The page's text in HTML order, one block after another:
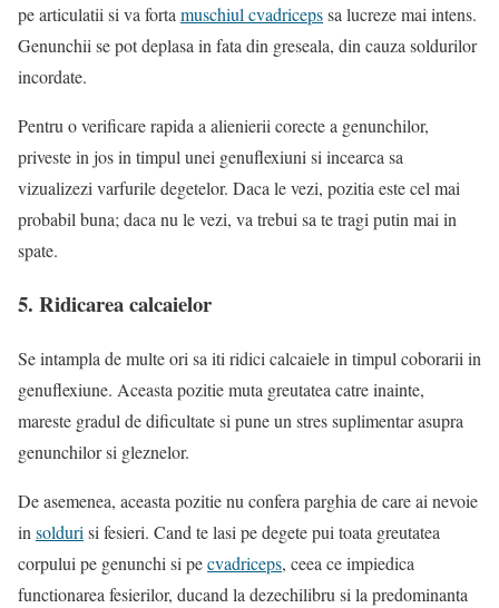
pe articulatii si va forta muschiul cvadricepssa lucreze mai intens.
Genunchii se pot deplasa in fata din greseala, din cauza soldurilor
incordate.
Pentru o verificare rapida a alienierii corecte a genunchilor,
priveste in jos in timpul unei genuflexiuni si incearca sa
vizualizezi varfurile degetelor. Daca le vezi, pozitia este cel mai
probabil buna; daca nu le vezi, va trebui sa te tragi putin mai in
spate.
5. Ridicarea calcaielor
Se intampla de multe ori sa iti ridici calcaiele in timpul coborarii in
genuflexiune. Aceasta pozitie muta greutatea catre inainte,
mareste gradul de dificultate si pune un stres suplimentar asupra
genunchilor si gleznelor.
De asemenea, aceasta pozitie nu confera parghia de care ai nevoie
in solduri si fesieri. Cand te lasi pe degete pui toata greutatea
corpului pe genunchi si pecvadriceps, ceea ce impiedica
functionarea fesierilor, ducand la dezechilibru si la predominanta